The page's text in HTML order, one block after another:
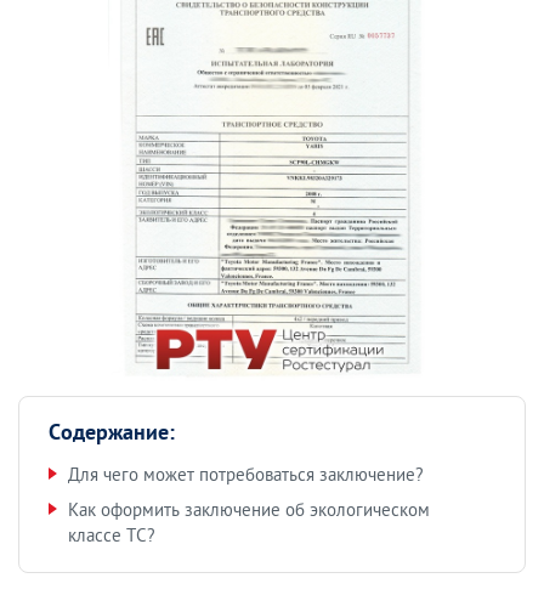
Содержание:
Для чего может потребоваться заключение?
Как оформить заключение об экологическом
классе ТС?